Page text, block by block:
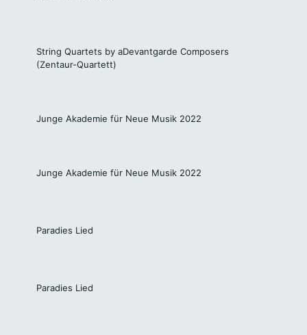
String Quartets by aDevantgarde Composers
(Zentaur-Quartett)
Junge Akademie für Neue Musik 2022
Junge Akademie für Neue Musik 2022
Paradies Lied
Paradies Lied